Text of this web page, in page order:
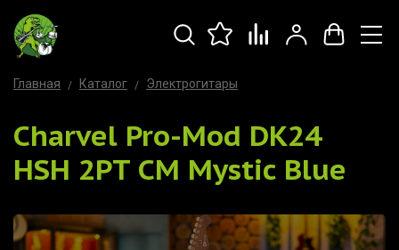
Главная Каталог Электрогитары
Charvel Pro-Mod DK24
HSH 2PT CM Mystic Blue